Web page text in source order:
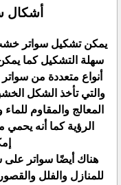
أشكال
يمكن تشكيل سواتر خشب
سهلة التشكيل كما
أنواع متعددة من
والتي تأخذ الشكل
المعالج والمقاوم
الرؤية كما أنه يحمي
هناك أيضًا سواتر
للمنازل والفلل